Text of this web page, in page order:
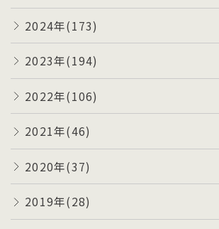
2024年(173)
2023年(194)
2022年(106)
2021年(46)
2020年(37)
2019年(28)